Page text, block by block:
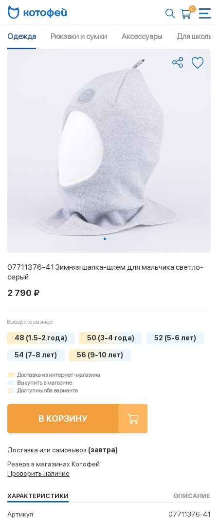
0
Одежда Рюкзаки и сумки Аксессуары Для школы
07711376-41 Зимняя шапка-шлем для мальчика светло-
серый
2 790 ₽
Выберите размер
48 (1.5-2 года) 50 (3-4 года) 52 (5-6 лет)
54 (7-8 лет) 56 (9-10 лет)
Доставка из интернет-магазина
Выкупить в магазине
Доступны оба варианта
В КОРЗИНУ
Доставка или самовывоз (завтра)
Резерв в магазинах Котофей
Проверить наличие
ХАРАКТЕРИСТИКИ ОПИСАНИЕ
Артикул 07711376-41